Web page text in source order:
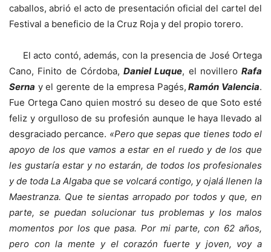
caballos, abrió el acto de presentación oficial del cartel del
Festival a beneficio de la Cruz Roja y del propio torero.
El acto contó, además, con la presencia de José Ortega
Cano, Finito de Córdoba, Daniel Luque, el novillero Rafa
Serna y el gerente de la empresa Pagés, Ramón Valencia.
Fue Ortega Cano quien mostró su deseo de que Soto esté
feliz y orgulloso de su profesión aunque le haya llevado al
desgraciado percance. «Pero que sepas que tienes todo el
apoyo de los que vamos a estar en el ruedo y de los que
les gustaría estar y no estarán, de todos los profesionales
y de toda La Algaba que se volcará contigo, y ojalá llenen la
Maestranza. Que te sientas arropado por todos y que, en
parte, se puedan solucionar tus problemas y los malos
momentos por los que pasa. Por mi parte, con 62 años,
pero con la mente y el corazón fuerte y joven, voy a